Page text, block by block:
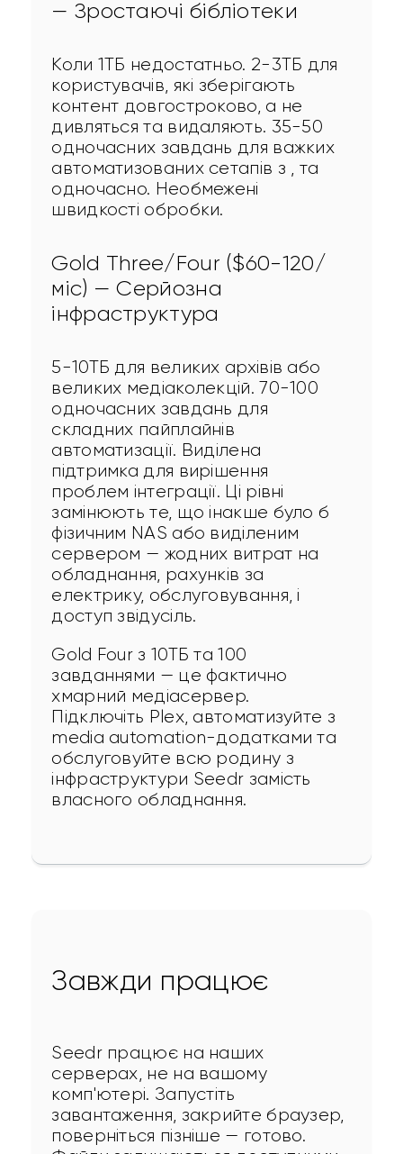
— Зростаючі бібліотеки
Коли 1ТБ недостатньо. 2-3ТБ для
користувачів, які зберігають
контент довгостроково, а не
дивляться та видаляють. 35-50
одночасних завдань для важких
автоматизованих сетапів з , та
одночасно. Необмежені
швидкості обробки.
Gold Three/Four ($60-120/
міс) — Серйозна
інфраструктура
5-10ТБ для великих архівів або
великих медіаколекцій. 70-100
одночасних завдань для
складних пайплайнів
автоматизації. Виділена
підтримка для вирішення
проблем інтеграції. Ці рівні
замінюють те, що інакше було б
фізичним NAS або виділеним
сервером — жодних витрат на
обладнання, рахунків за
електрику, обслуговування, і
доступ звідусіль.
Gold Four з 10ТБ та 100
завданнями — це фактично
хмарний медіасервер.
Підключіть Plex, автоматизуйте з
media automation-додатками та
обслуговуйте всю родину з
інфраструктури Seedr замість
власного обладнання.
Завжди працює
Seedr працює на наших
серверах, не на вашому
комп'ютері. Запустіть
завантаження, закрийте браузер,
поверніться пізніше — готово.